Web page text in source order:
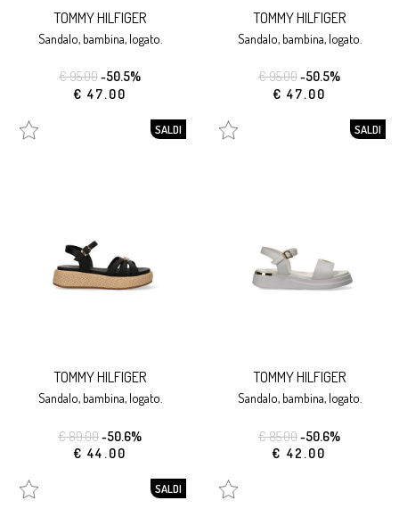
TOMMY HILFIGER
sandalo, bambina, logato.
€ 95.00-50.5%
€ 47.00
TOMMY HILFIGER
sandalo, bambina, logato.
€ 95.00-50.5%
€ 47.00
SALDI
TOMMY HILFIGER
sandalo, bambina, logato.
€ 89.00-50.6%
€ 44.00
SALDI
TOMMY HILFIGER
sandalo, bambina, logato.
€ 85.00-50.6%
€ 42.00
SALDI